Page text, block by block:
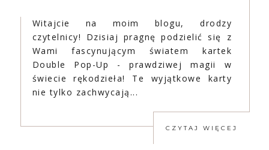
Witajcie na moim blogu, drodzy
czytelnicy! Dzisiaj pragnę podzielić się z
Wami fascynującym światem kartek
Double Pop-Up - prawdziwej magii w
świecie rękodzieła! Te wyjątkowe karty
nie tylko zachwycają...
CZYTAJ WIĘCEJ